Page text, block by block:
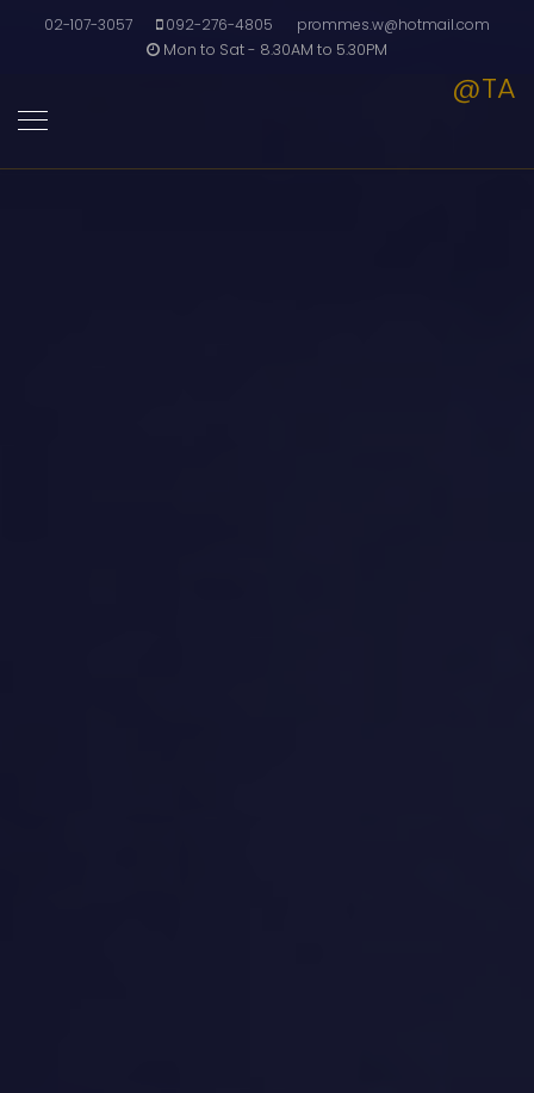
02-107-3057 092-276-4805
prommes.w@hotmail.com
Mon to Sat - 8.30AM to 5.30PM
@TA